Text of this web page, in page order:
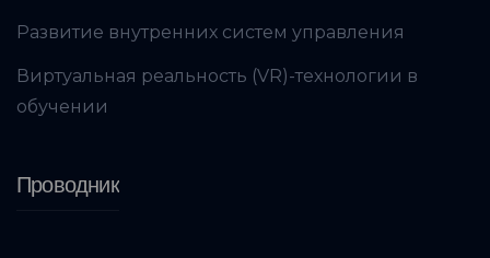
Развитие внутренних систем управления
Виртуальная реальность (VR)-технологии в
обучении
Проводник